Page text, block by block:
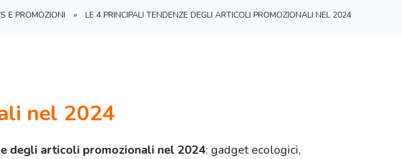
E PROMOZIONI » LE 4 PRINCIPALI TENDENZE DEGLI ARTICOLI PROMOZIONALI NEL 2024
nel 2024
degli articoli promozionali nel 2024: gadget ecologici,